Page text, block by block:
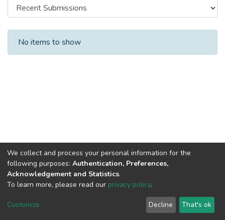
Recent Submissions
No items to show
DSpace software copyright © 2002-2026
Cookie
End User
Agreement
Send
Feedback
We collect and process your personal information for the
following purposes: Authentication, Preferences,
Acknowledgement and Statistics.
To learn more, please read our privacy policy.
Customize Decline That's ok